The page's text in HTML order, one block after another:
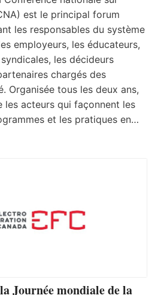
est le principal forum
les responsables du système
employeurs, les éducateurs,
les décideurs
chargés des
Organisée tous les deux ans,
les acteurs qui façonnent les
et les pratiques en…
Journée mondiale de la